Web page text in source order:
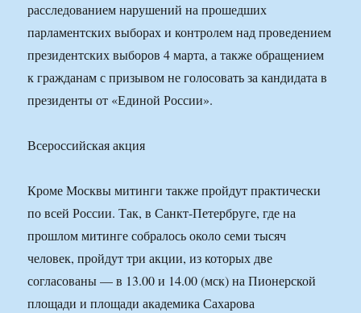
расследованием нарушений на прошедших
парламентских выборах и контролем над проведением
президентских выборов 4 марта, а также обращением
к гражданам с призывом не голосовать за кандидата в
президенты от «Единой России».
Всероссийская акция
Кроме Москвы митинги также пройдут практически
по всей России. Так, в Санкт-Петербруге, где на
прошлом митинге собралось около семи тысяч
человек, пройдут три акции, из которых две
согласованы — в 13.00 и 14.00 (мск) на Пионерской
площади и площади академика Сахарова